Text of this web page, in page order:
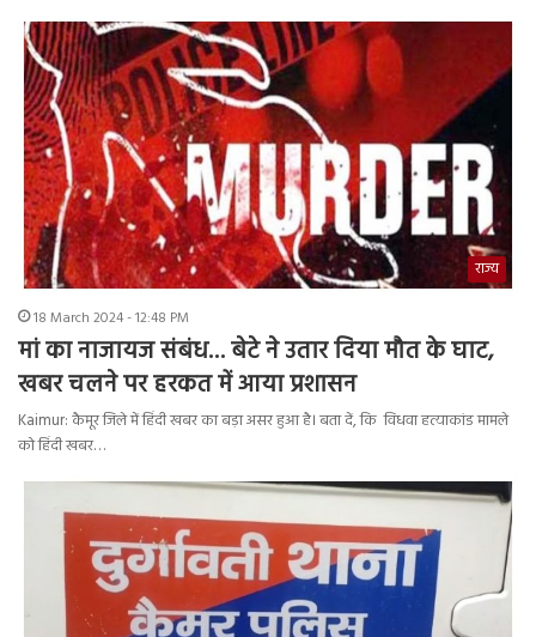
राज्य
18 March 2024 - 12:48 PM
मां का नाजायज संबंध… बेटे ने उतार दिया मौत के घाट,
खबर चलने पर हरकत में आया प्रशासन
Kaimur: कैमूर जिले में हिंदी खबर का बड़ा असर हुआ है। बता दें, कि विधवा हत्याकांड मामले
को हिंदी खबर…